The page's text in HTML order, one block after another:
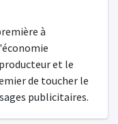
à
et le
de toucher le
publicitaires.